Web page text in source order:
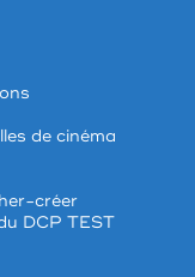
de cinéma
créer
DCP TEST